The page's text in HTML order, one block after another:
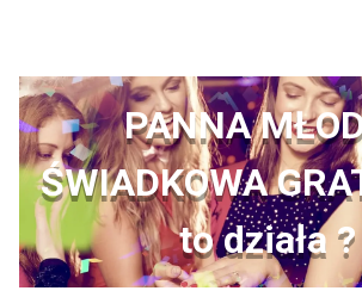
PANNA
ŚWIADKOWA
to działa ?